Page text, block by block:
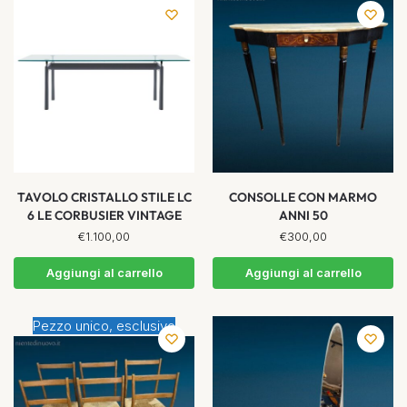
TAVOLO CRISTALLO STILE LC
6 LE CORBUSIER VINTAGE
€1.100,00
Aggiungi al carrello
CONSOLLE CON MARMO
ANNI 50
€300,00
Aggiungi al carrello
Pezzo unico, esclusivo